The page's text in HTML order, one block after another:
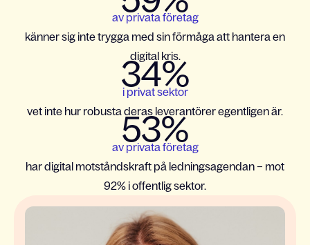
av privata företag
känner sig inte trygga med sin förmåga att hantera en
digital kris.
34%
i privat sektor
vet inte hur robusta deras leverantörer egentligen är.
53%
av privata företag
har digital motståndskraft på ledningsagendan – mot
92% i offentlig sektor.